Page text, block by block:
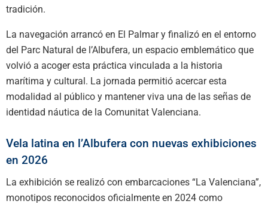
tradición.
La navegación arrancó en El Palmar y finalizó en el entorno
del Parc Natural de l’Albufera, un espacio emblemático que
volvió a acoger esta práctica vinculada a la historia
marítima y cultural. La jornada permitió acercar esta
modalidad al público y mantener viva una de las señas de
identidad náutica de la Comunitat Valenciana.
Vela latina en l’Albufera con nuevas exhibiciones
en 2026
La exhibición se realizó con embarcaciones “La Valenciana”,
monotipos reconocidos oficialmente en 2024 como